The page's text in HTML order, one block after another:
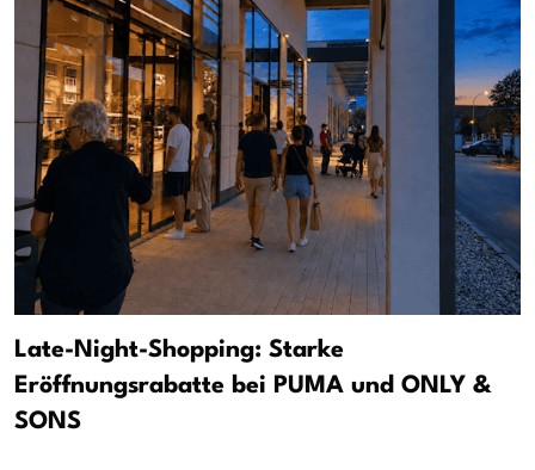
Late-Night-Shopping: Starke
Eröffnungsrabatte bei PUMA und ONLY &
SONS